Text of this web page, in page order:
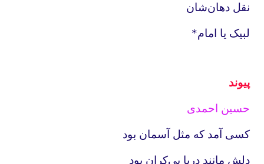
نقل دهان‌شان
لبیک یا امام*
پیوند
حسین احمدی
کسی آمد که مثل آسمان بود
دلش مانند دریا بی‌کران بود